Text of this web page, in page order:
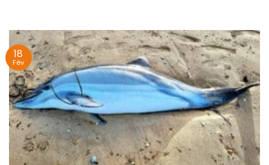
18
Fév